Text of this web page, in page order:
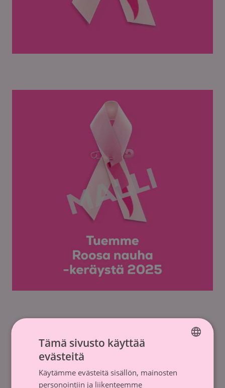
SWEDISH
Tämä sivusto käyttää
evästeitä
Käytämme evästeitä sisällön, mainosten
personointiin ja liikenteemme